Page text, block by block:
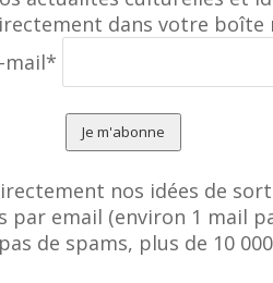
favorisé par la pensée
fondée en 1088.
Bologna et Innocenzo da
dans votre boîte
mail*
nos idées de
par email (environ 1 mail
de spams, plus de 10 000